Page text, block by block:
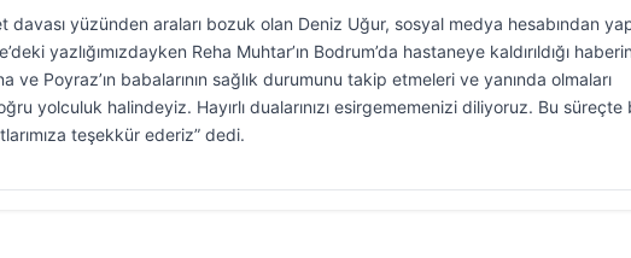
davası yüzünden araları bozuk olan Deniz Uğur, sosyal medya hesabından
yazlığımızdayken Reha Muhtar’ın Bodrum’da hastaneye kaldırıldığı
ve Poyraz’ın babalarının sağlık durumunu takip etmeleri ve yanında olmaları
yolculuk halindeyiz. Hayırlı dualarınızı esirgememenizi diliyoruz. Bu süreçte
teşekkür ederiz” dedi.